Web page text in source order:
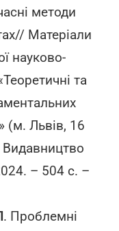
методи
Матеріали
науково-
та
(м. Львів, 16
– 504 c. –
. Проблемні